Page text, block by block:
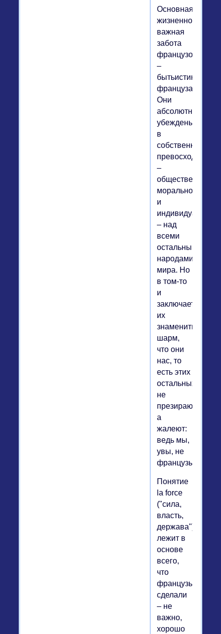
Основная
жизненно
важная
забота
французов
–
бытьистинными
французами.
Они
абсолютно
убеждены
в
собственном
превосходстве
–
общественном,
моральном
и
индивидуальном
– над
всеми
остальными
народами
мира. Но
в том-то
и
заключается
их
знаменитый
шарм,
что они
нас, то
есть этих
остальных,
не
презирают,
а
жалеют:
ведь мы,
увы, не
французы.
Понятие
la force
("сила,
власть,
держава")
лежит в
основе
всего,
что
французы
сделали
– не
важно,
хорошо